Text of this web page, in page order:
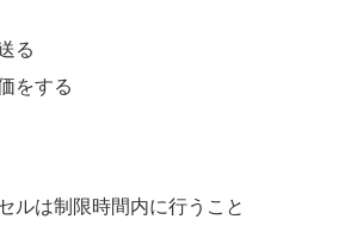
る
をする
ルは制限時間内に行うこと